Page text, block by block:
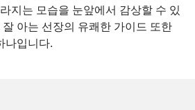
지는 모습을 눈앞에서 감상할 수 있
아는 선장의 유쾌한 가이드 또한
나입니다.